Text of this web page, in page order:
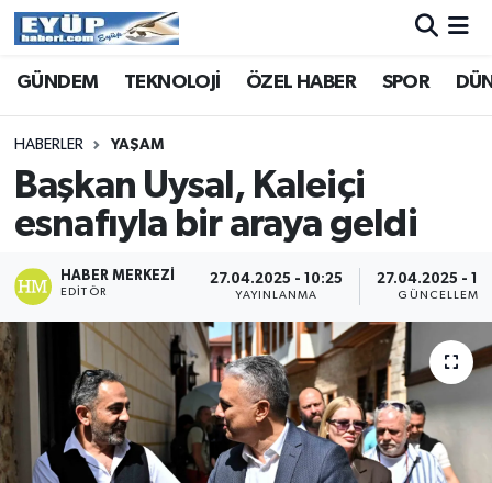
GÜNDEM TEKNOLOJİ ÖZEL HABER SPOR
HABERLER YAŞAM
Başkan Uysal, Kaleiçi
esnafıyla bir araya geldi
HABER MERKEZI
EDITÖR
27.04.2025 - 10:25
YAYINLANMA
27.04.2025 -
GÜNCELLEME